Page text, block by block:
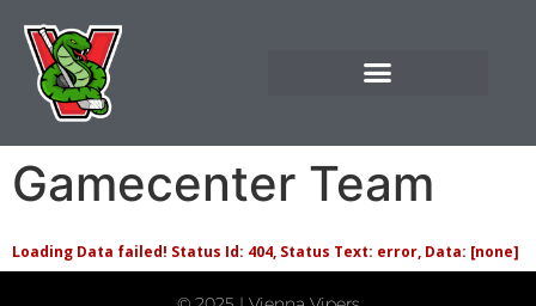
Gamecenter Team
Loading Data failed! Status Id: 404, Status Text: error, Data: [none]